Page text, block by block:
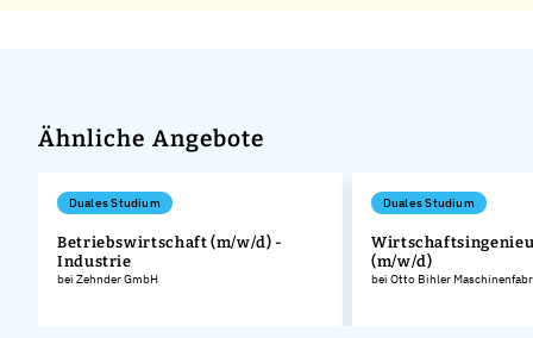
Ähnliche Angebote
Duales Studium
Betriebswirtschaft (m/w/d) -
Industrie
bei Zehnder GmbH
Duales Studium
(m/w/d)
bei Otto Bihler